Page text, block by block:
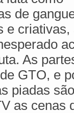
de
e
As
GTO, e
piadas
as cenas